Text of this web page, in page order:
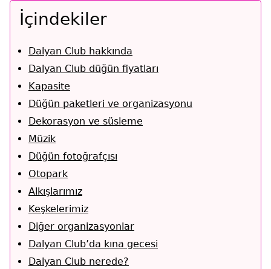
İçindekiler
Dalyan Club hakkında
Dalyan Club düğün fiyatları
Kapasite
Düğün paketleri ve organizasyonu
Dekorasyon ve süsleme
Müzik
Düğün fotoğrafçısı
Otopark
Alkışlarımız
Keşkelerimiz
Diğer organizasyonlar
Dalyan Club’da kına gecesi
Dalyan Club nerede?